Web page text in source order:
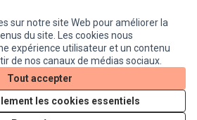
sur notre site Web pour améliorer la
du site. Les cookies nous
expérience utilisateur et un contenu
de nos canaux de médias sociaux.
Tout accepter
les cookies essentiels
Instagram
Licence
(Lien